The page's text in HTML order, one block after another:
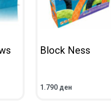
Block Ness
1.790 ден
ВО КОШНИЧКА